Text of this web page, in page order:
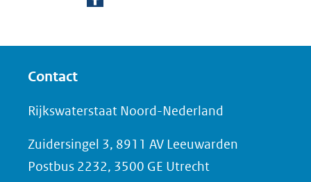
e
n
p
F
Contact
Rijkswaterstaat Noord-Nederland
Zuidersingel 3, 8911 AV Leeuwarden
Postbus 2232, 3500 GE Utrecht